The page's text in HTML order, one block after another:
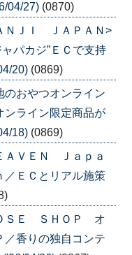
04/27) (0870)
ＮＪＩ ＪＡＰＡＮ>
パカジ”ＥＣで支持
20) (0869)
おやつオンライン
ライン限定商品が
18) (0869)
ＡＶＥＮ Ｊａｐａ
ＥＣとリアル施策
ＳＥ ＳＨＯＰ オ
香りの独自コンテ